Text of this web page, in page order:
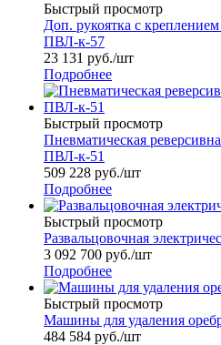
Быстрый просмотр
Доп. рукоятка с
ПВЛ-к-57
23 131 руб./шт
Подробнее
Быстрый просмотр
Пневматическая
ПВЛ-к-51
509 228 руб./шт
Подробнее
Быстрый просмотр
Развальцовочная
3 092 700 руб./шт
Подробнее
Быстрый просмотр
Машины для удаления
484 584 руб./шт